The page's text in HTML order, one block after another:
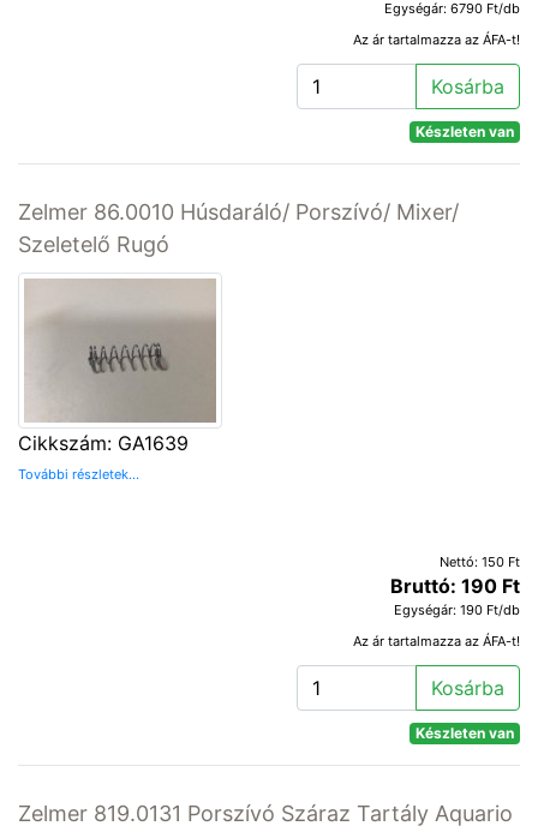
Egységár: 6790 Ft/db
Az ár tartalmazza az ÁFA-t!
Kosárba
Készleten van
Zelmer 86.0010 Húsdaráló/ Porszívó/ Mixer/
Szeletelő Rugó
Cikkszám: GA1639
További részletek...
Nettó: 150 Ft
Bruttó: 190 Ft
Egységár: 190 Ft/db
Az ár tartalmazza az ÁFA-t!
Kosárba
Készleten van
Zelmer 819.0131 Porszívó Száraz Tartály Aquario